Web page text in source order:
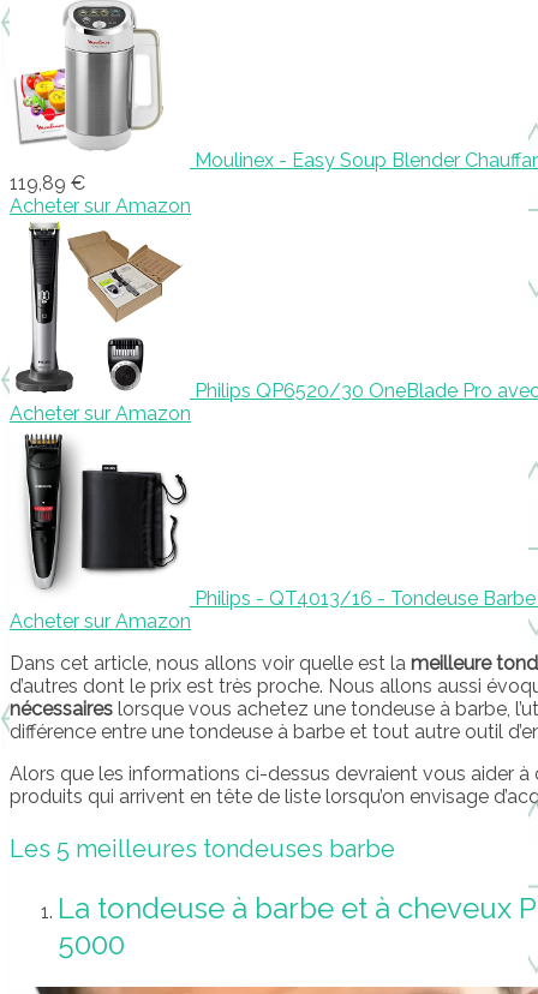
Moulinex - Easy Soup Blender
119,89 €
Acheter sur Amazon
Philips QP6520/30 OneBlade Pro
Acheter sur Amazon
Philips - QT4013/16 - Tondeuse
Acheter sur Amazon
Dans cet article, nous allons voir quelle est la meilleure
d’autres dont le prix est très proche. Nous allons aussi
nécessaires lorsque vous achetez une tondeuse à barbe,
différence entre une tondeuse à barbe et tout autre outil
Alors que les informations ci-dessus devraient vous aider à
produits qui arrivent en tête de liste lorsqu’on envisage
Les 5 meilleures tondeuses barbe
La tondeuse à barbe et à cheveux
5000